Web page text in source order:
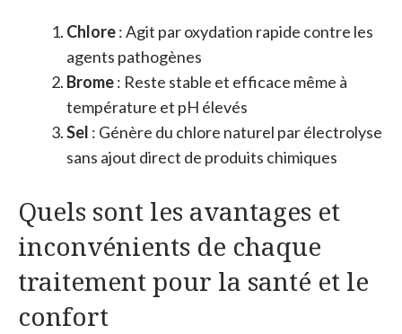
Chlore: Agit par oxydation rapide contre les
agents pathogènes
Brome: Reste stable et efficace même à
température et pH élevés
Sel : Génère du chlore naturel par électrolyse
sans ajout direct de produits chimiques
Quels sont les avantages et
inconvénients de chaque
traitement pour la santé et le
confort